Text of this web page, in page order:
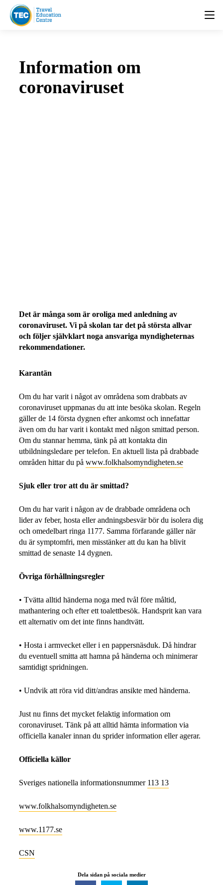
Information om
coronaviruset
Det är många som är oroliga med anledning av
coronaviruset. Vi på skolan tar det på största allvar
och följer självklart noga ansvariga myndigheternas
rekommendationer.
Karantän
Om du har varit i något av områdena som drabbats av
coronaviruset uppmanas du att inte besöka skolan. Regeln
gäller de 14 första dygnen efter ankomst och innefattar
även om du har varit i kontakt med någon smittad person.
Om du stannar hemma, tänk på att kontakta din
utbildningsledare per telefon. En aktuell lista på drabbade
områden hittar du på www.folkhalsomyndigheten.se
Sjuk eller tror att du är smittad?
Om du har varit i någon av de drabbade områdena och
lider av feber, hosta eller andningsbesvär bör du isolera dig
och omedelbart ringa 1177. Samma förfarande gäller när
du är symptomfri, men misstänker att du kan ha blivit
smittad de senaste 14 dygnen.
Övriga förhållningsregler
• Tvätta alltid händerna noga med tvål före måltid,
mathantering och efter ett toalettbesök. Handsprit kan vara
ett alternativ om det inte finns handtvätt.
• Hosta i armvecket eller i en pappersnäsduk. Då hindrar
du eventuell smitta att hamna på händerna och minimerar
samtidigt spridningen.
• Undvik att röra vid ditt/andras ansikte med händerna.
Just nu finns det mycket felaktig information om
coronaviruset. Tänk på att alltid hämta information via
officiella kanaler innan du sprider information eller agerar.
Officiella källor
Sveriges nationella informationsnummer 113 13
www.folkhalsomyndigheten.se
www.1177.se
CSN
Dela sidan på sociala medier